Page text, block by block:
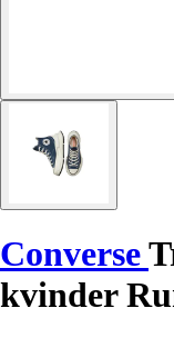
Converse
kvinder